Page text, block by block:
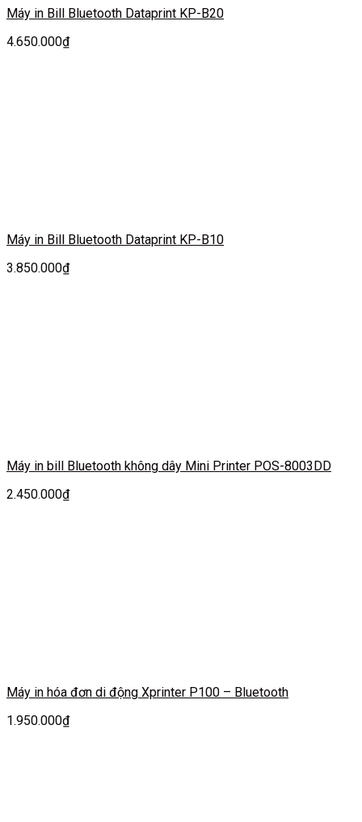
Máy in Bill Bluetooth Dataprint KP-B20
4.650.000₫
Máy in Bill Bluetooth Dataprint KP-B10
3.850.000₫
Máy in bill Bluetooth không dây Mini Printer POS-8003DD
2.450.000₫
Máy in hóa đơn di động Xprinter P100 – Bluetooth
1.950.000₫